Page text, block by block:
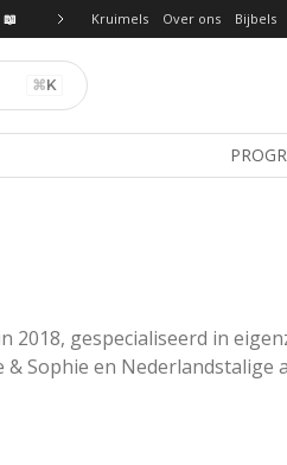
Kruimels Over ons Bijbels
⌘K
2018, gespecialiseerd in
Sophie en Nederlandstalige